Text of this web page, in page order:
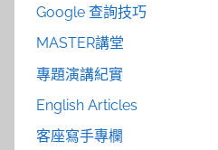
Google 查詢技巧
MASTER講堂
專題演講紀實
English Articles
客座寫手專欄